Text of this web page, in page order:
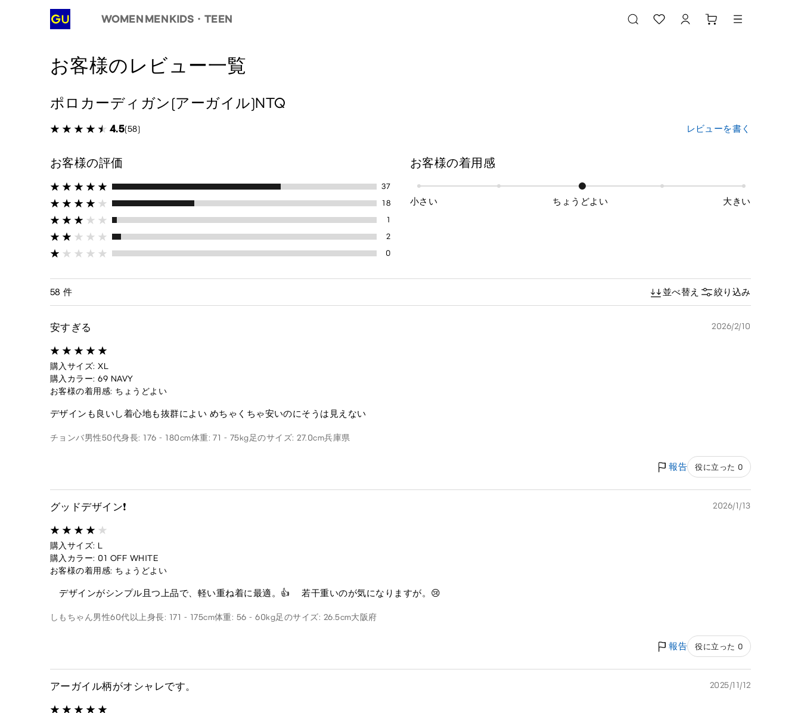
WOMEN MENKIDS・TEEN
お客様のレビュー一覧
ポロカーディガン(アーガイル)NTQ
4.5(58) レビューを書く
お客様の評価
37
18
1
2
0
お客様の着用感
小さい ちょうどよい 大きい
58 件 並べ替え 絞り込み
安すぎる 2026/2/10
購入サイズ: XL
購入カラー: 69 NAVY
お客様の着用感: ちょうどよい
デザインも良いし着心地も抜群によい めちゃくちゃ安いのにそうは見えない
チョンバ男性50代身長: 176 - 180cm体重: 71 - 75kg足のサイズ: 27.0cm兵庫県
報告 役に立った 0
グッドデザイン❗ 2026/1/13
購入サイズ: L
購入カラー: 01 OFF WHITE
お客様の着用感: ちょうどよい
デザインがシンプル且つ上品で、軽い重ね着に最適。👍 若干重いのが気になりますが。😢
しもちゃん男性60代以上身長: 171 - 175cm体重: 56 - 60kg足のサイズ: 26.5cm大阪府
報告 役に立った 0
アーガイル柄がオシャレです。 2025/11/12